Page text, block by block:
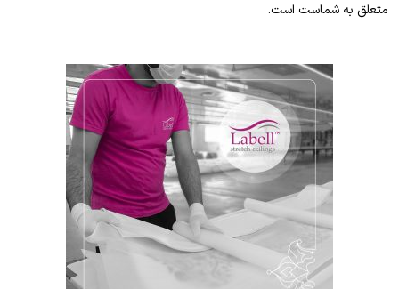
متعلق به شماست است.